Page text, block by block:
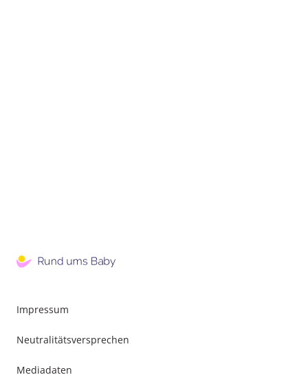
Impressum
Neutralitätsversprechen
Mediadaten